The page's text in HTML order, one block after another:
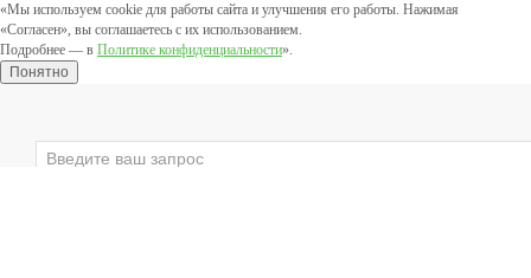
«Мы используем cookie для работы сайта и улучшения его работы. Нажимая
«Согласен», вы соглашаетесь с их использованием.
Подробнее — в Политике конфиденциальности».
Понятно